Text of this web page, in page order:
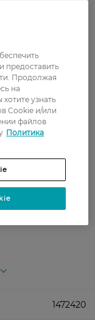
1472420
предоставить
Продолжая
на
узнать
Cookie и/или
файлов
Политика